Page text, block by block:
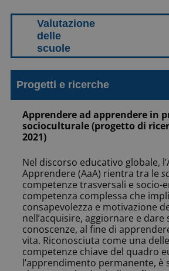
Progetti e ricerche
Apprendere ad apprendere in
socioculturale (progetto di
2021)
Nel discorso educativo globale,
Apprendere (AaA) rientra tra le
competenze trasversali e socio-
competenza complessa che
consapevolezza e motivazione
nell’acquisire, aggiornare e dare
conoscenze, al fine di
vita. Riconosciuta come una
competenze chiave del quadro
l’apprendimento permanente, è